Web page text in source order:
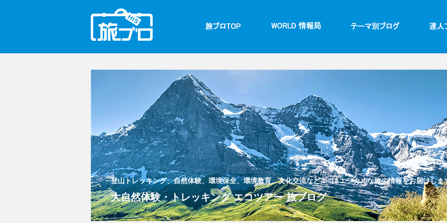
登山トレッキング、自然体験、環境保全、環境教育、文化交流などエコ&エシカルな旅の情報をお届けしま
大自然体験・トレッキング エコツアー 旅ブログ